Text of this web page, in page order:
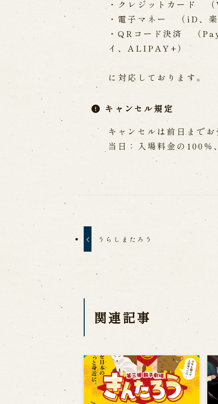
・クレジットカー
・電子マネー （iD、
・QRコード決済 （
イ、ALIPAY+）
に対応しております。
キャンセル規定
キャンセルは前日まで
当日：入場料金の100
うらしまたろう
関連記事